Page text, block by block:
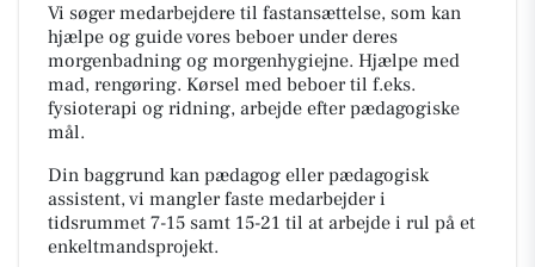
Vi søger medarbejdere til fastansættelse, som kan
hjælpe og guide vores beboer under deres
morgenbadning og morgenhygiejne. Hjælpe med
mad, rengøring. Kørsel med beboer til f.eks.
fysioterapi og ridning, arbejde efter pædagogiske
mål.
Din baggrund kan pædagog eller pædagogisk
assistent, vi mangler faste medarbejder i
tidsrummet 7-15 samt 15-21 til at arbejde i rul på et
enkeltmandsprojekt.